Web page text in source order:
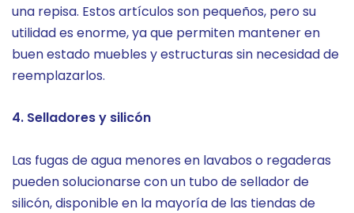
una repisa. Estos artículos son pequeños, pero su
utilidad es enorme, ya que permiten mantener en
buen estado muebles y estructuras sin necesidad de
reemplazarlos.
4. Selladores y silicón
Las fugas de agua menores en lavabos o regaderas
pueden solucionarse con un tubo de sellador de
silicón, disponible en la mayoría de las tiendas de